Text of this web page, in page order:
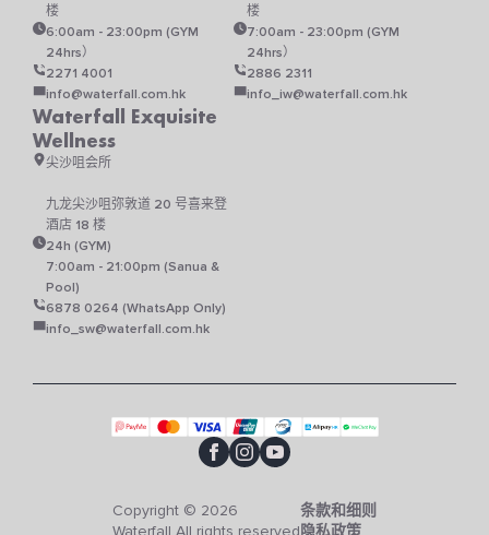
楼
6:00am - 23:00pm (GYM
24hrs）
2271 4001
info@waterfall.com.hk
楼
7:00am - 23:00pm (GYM
24hrs）
2886 2311
info_iw@waterfall.com.hk
Waterfall Exquisite
Wellness
尖沙咀会所
九龙尖沙咀弥敦道 20 号喜来登
酒店 18 楼
24h (GYM)
7:00am - 21:00pm (Sanua &
Pool)
6878 0264 (WhatsApp Only)
info_sw@waterfall.com.hk
Copyright © 2026
Waterfall All rights reserved
条款和细则